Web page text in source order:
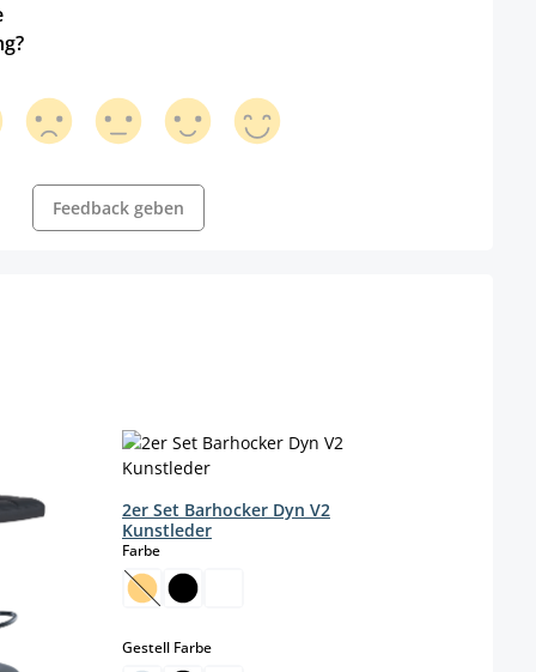
Feedback geben
2er Set Barhocker Dyn V2
Kunstleder
Farbeauswählen
(Diese Option ist zurzeit nicht verfügbar.)
Gestell Farbeauswählen